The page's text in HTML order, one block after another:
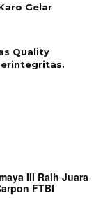
Gelar
Quality
III Raih Juara
FTBI